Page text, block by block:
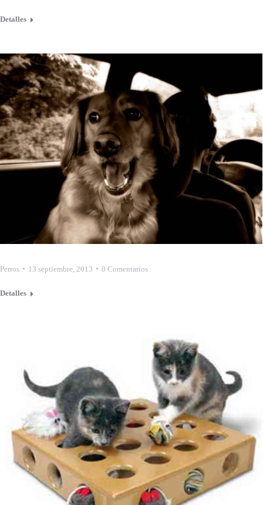
Detalles
Perros 13 septiembre, 2013 0 Comentarios
Detalles